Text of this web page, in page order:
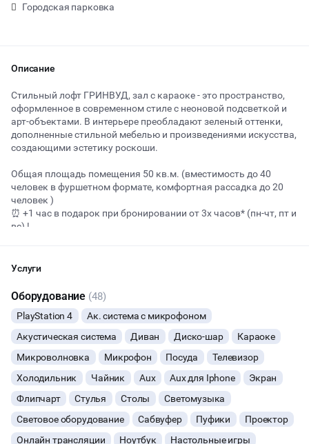
Городская парковка
Описание
Стильный лофт ГРИНВУД, зал с караоке - это пространство,
оформленное в современном стиле с неоновой подсветкой и
арт-объектами. В интерьере преобладают зеленый оттенки,
дополненные стильной мебелью и произведениями искусства,
создающими эстетику роскоши.
Общая площадь помещения 50 кв.м. (вместимость до 40
человек в фуршетном формате, комфортная рассадка до 20
человек )
⏰ +1 чac в пoдaрок при бронировании от 3х чaсов* (пн-чт, пт и
вс) !
— Просторная локация с большими окнами (3й этаж)
— Нет ограничений по шуму (можно петь и танцевать до утра,
профессиональная шумоизоляция между залами)
— Новый дизайн, диско шар, светомузыка и неон, мягкие
диваны, просторные столы, стильные фотозоны
— Большой экран (от 3м), караоке с 2 микрофонами (+доп.
микрофоны по запросу)
— Мощные кондиционер и вытяжка (никакой духоты и
запахов)
✨В СТОИМОСТЬ АРЕНДЫ ВКЛЮЧЕНО:
Профессиональное звуковое оборудование и караоке
Услуги
Оборудование (48)
PlayStation 4
Ак. система с микрофоном
Акустическая система
Диван Диско-шар
Караоке
Микроволновка
Микрофон Посуда
Телевизор
Холодильник
Чайник Aux Aux для Iphone
Экран
Флипчарт
Стулья Столы
Светомузыка
Световое оборудование
Сабвуфер Пуфики
Проектор
Онлайн трансляции
Ноутбук
Настольные игры
от 400 ₽ за час
Тип мероприятия
ВЕЧЕРИНКИ
ДЕТСКИЕ ПРАЗДНИКИ
СВАДЬБЫ
КОРПОРАТИВЫ
ДЕЛОВЫЕ МЕРОПРИЯТИЯ
КВАРТИРНИКИ
Начало Окончание
ОСТАВИТЬ ЗАЯВКУ
Вы можете отменить заявку в любой момент, это бесплатно
или поменять параметры с нашим менеджером после того, как
оставите заявку
🔥 7 человек интересовались этой площадкой сегодня